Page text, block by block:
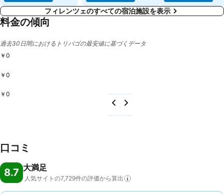
フィレンツェのすべての宿泊施設を表示
料金の傾向
過去30日間におけるトリバゴの最安値に基づくデータ
￥0
￥0
￥0
口コミ
8.7 大満足
人気サイトの7,729件の評価から算出